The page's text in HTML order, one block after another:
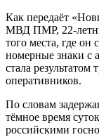
Как передаёт
МВД ПМР, 22-
того места, где
номерные знаки с
стала
оперативников.
По словам
тёмное время
российскими